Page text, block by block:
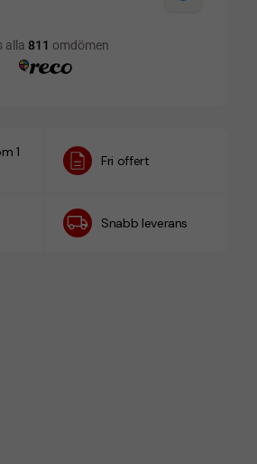
1
Fri offert
Snabb leverans